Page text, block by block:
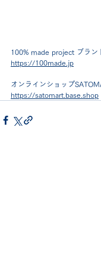
100% made project ブラン
https://100made.jp
オンラインショップ
https://satomart.base.shop